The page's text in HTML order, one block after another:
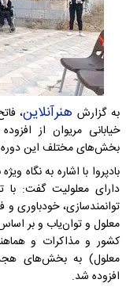
به گزارش هنرآنلاین،‌
خیابانی مریوان از
بخش‌های مختلف این دوره
بادپروا با اشاره به نگاه
دارای معلولیت گفت: با
توانمندسازی، خودباوری
معلول و توان‌یاب و بر
کشور و مذاکرات و
معلول) به بخش‌های
افزوده شد.